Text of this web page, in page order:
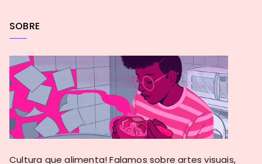
SOBRE
Cultura que alimenta! Falamos sobre artes visuais,